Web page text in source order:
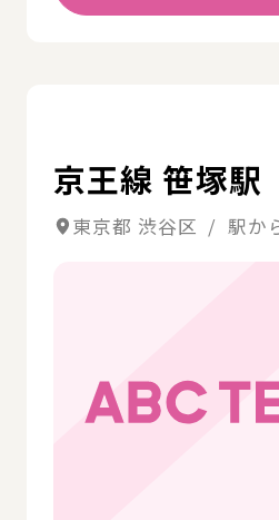
京王線 笹塚駅
東京都 渋谷区 / 駅か